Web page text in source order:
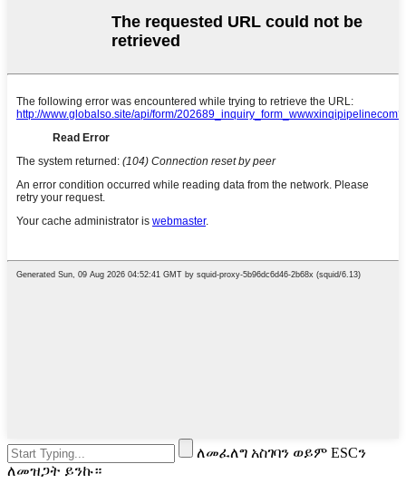
ለመፈለግ አስገባን ወይም ESCን
ለመዝጋት ይንኩ።